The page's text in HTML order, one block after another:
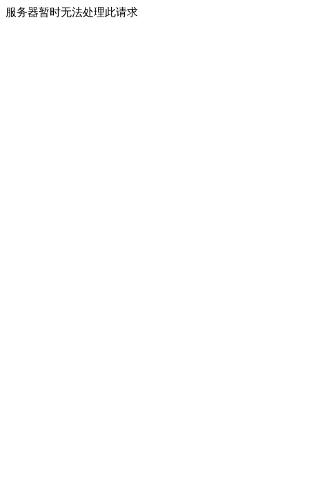
服务器暂时无法处理此请求